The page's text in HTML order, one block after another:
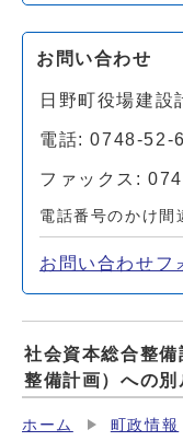
お問い合わせ
日野町役場建設
電話: 0748-52-
ファックス:
電話番号のかけ間
お問い合わせフ
社会資本総合整
整備計画）への別
ホーム 町政情報